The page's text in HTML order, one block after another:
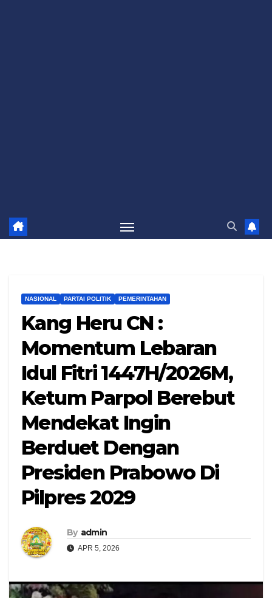
NASIONAL PARTAI POLITIK PEMERINTAHAN
Kang Heru CN :
Momentum Lebaran
Idul Fitri 1447H/2026M,
Ketum Parpol Berebut
Mendekat Ingin
Berduet Dengan
Presiden Prabowo Di
Pilpres 2029
By admin
APR 5, 2026